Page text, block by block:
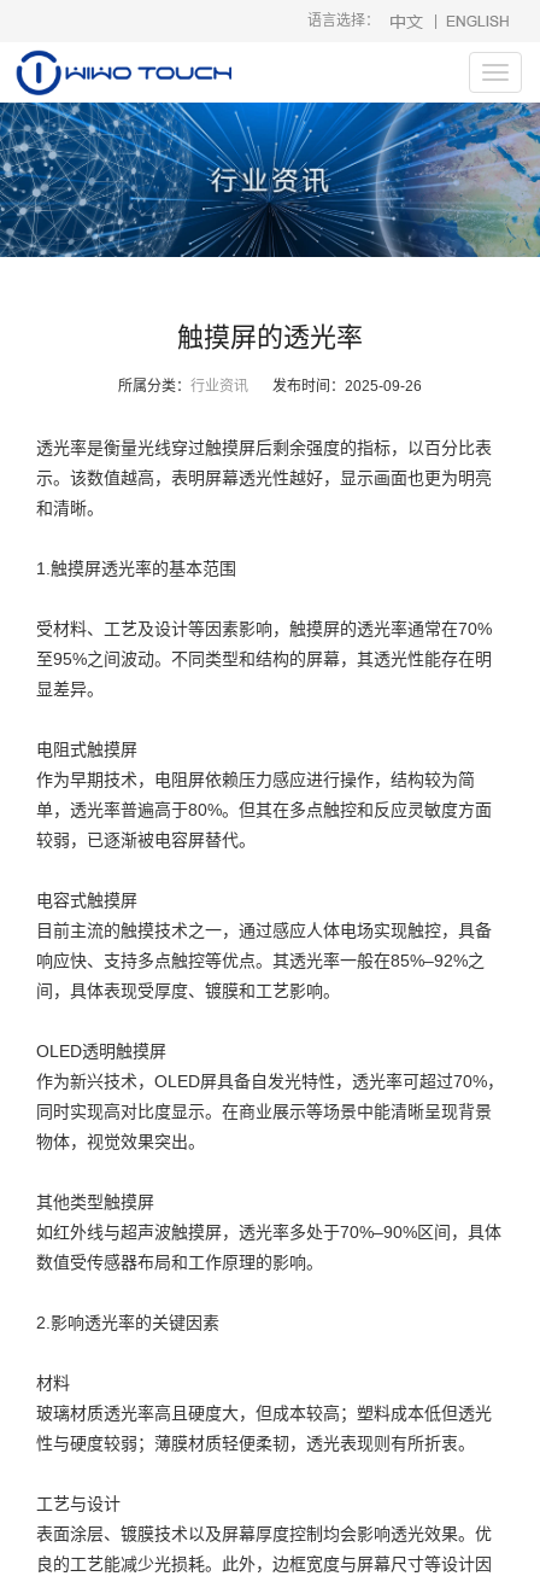
语言选择：
触摸屏的透光率
所属分类： 行业资讯 发布时间： 2025-09-26
透光率是衡量光线穿过触摸屏后剩余强度的指标，以百分比表
示。该数值越高，表明屏幕透光性越好，显示画面也更为明亮
和清晰。
1.触摸屏透光率的基本范围
受材料、工艺及设计等因素影响，触摸屏的透光率通常在70%
至95%之间波动。不同类型和结构的屏幕，其透光性能存在明
显差异。
电阻式触摸屏
作为早期技术，电阻屏依赖压力感应进行操作，结构较为简
单，透光率普遍高于80%。但其在多点触控和反应灵敏度方面
较弱，已逐渐被电容屏替代。
电容式触摸屏
目前主流的触摸技术之一，通过感应人体电场实现触控，具备
响应快、支持多点触控等优点。其透光率一般在85%–92%之
间，具体表现受厚度、镀膜和工艺影响。
OLED透明触摸屏
作为新兴技术，OLED屏具备自发光特性，透光率可超过70%，
同时实现高对比度显示。在商业展示等场景中能清晰呈现背景
物体，视觉效果突出。
其他类型触摸屏
如红外线与超声波触摸屏，透光率多处于70%–90%区间，具体
数值受传感器布局和工作原理的影响。
2.影响透光率的关键因素
材料
玻璃材质透光率高且硬度大，但成本较高；塑料成本低但透光
性与硬度较弱；薄膜材质轻便柔韧，透光表现则有所折衷。
工艺与设计
表面涂层、镀膜技术以及屏幕厚度控制均会影响透光效果。优
良的工艺能减少光损耗。此外，边框宽度与屏幕尺寸等设计因